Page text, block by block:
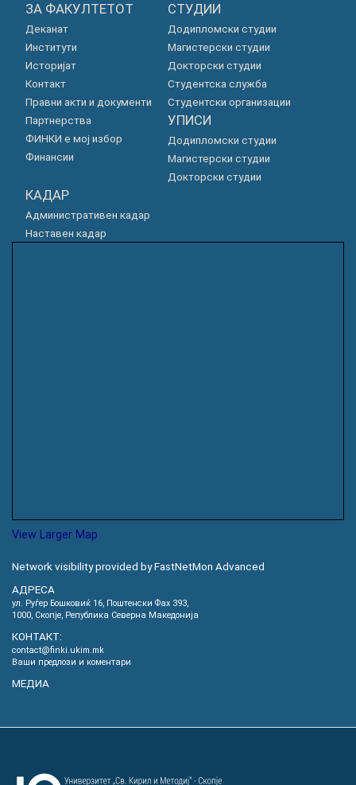
ЗА ФАКУЛТЕТОТ
Деканат
Институти
Историјат
Контакт
Правни акти и документи
Партнерства
ФИНКИ е мој избор
Финансии
СТУДИИ
Додипломски студии
Магистерски студии
Докторски студии
Студентска служба
Студентски организации
УПИСИ
Додипломски студии
Магистерски студии
Докторски студии
КАДАР
Административен кадар
Наставен кадар
View Larger Map
Network visibility provided by FastNetMon Advanced
АДРЕСА
ул. Руѓер Бошковиќ 16, Пoштенски Фах 393,
1000, Скопје, Република Северна Македонија
КОНТАКТ:
contact@finki.ukim.mk
Ваши предлози и коментари
МЕДИА